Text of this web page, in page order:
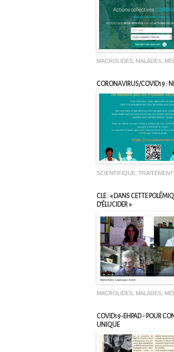
MACROLIDES, MALADES,
CORONAVIRUS/COVID19 :
SCIENTIFIQUE, TRAITEMENT
CLE : « DANS CETTE
D’ÉLUCIDER »
MACROLIDES, MALADES,
COVID19-EHPAD - POUR
UNIQUE